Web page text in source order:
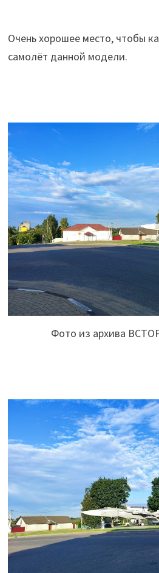
Очень хорошее место, чтобы
самолёт данной модели.
Фото из архива